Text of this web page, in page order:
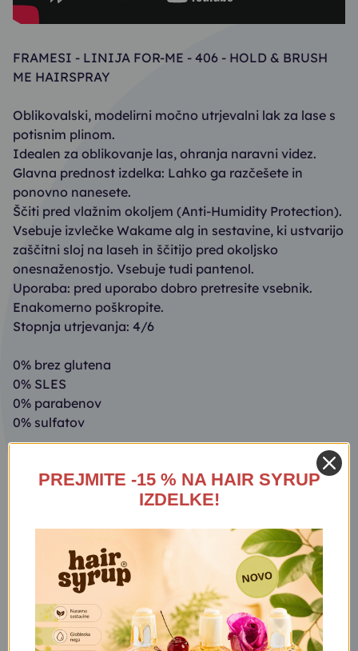
FRAMESI - LINIJA FOR-ME - 406 - HOLD & BRUSH
ME HAIRSPRAY
Oblikovalski, modelirni močno utrjevalni lak za lase s
potisnim plinom.
Idealen za oblikovanje las, ohranja naravni videz.
Glavna prednost izdelka: Lahko ga razčešete in
ponovno nanesete.
Ščiti pred vlažnim okoljem (Anti-Humidity Protection).
Vsebuje izvlečke Wakame alg in sestavine, ki ustvarijo
zaščitni sloj na laseh in ščitijo pred okoljsko
onesnaženostjo. Vsebuje tudi pantenol.
Uporaba: pred uporabo dobro pretresite vsebnik.
Enakomerno poškropite.
Stopnja utrjevanja: 4/6
0% brez glutena
0% SLES
0% parabenov
0% sulfatov
Varnostna opozorila na deklaraciji: NEVARNO Zelo
lahko vnetljiv aerosol. Posoda je pod tlakom: lahko
eksplodira pri segrevanju. Če je potreben zdravniški
proizvoda. Hraniti zunaj dosega otrok. Hraniti ločeno
od vročine, vročih površin, isker,odprtega ognja in
drugih virov vžiga. Kajenje prepovedano. Ne pršiti
proti odprtemu ognju ali drugemu viru vžiga. Ne
preluknjajte ali sežigajte niti, ko je prazna. Zaščititi
pred sončno svetlobo. Ne izpostavljati temperaturam
PREJMITE -15 % NA HAIR SYRUP
IZDELKE!